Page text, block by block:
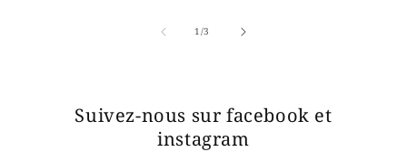
1/
de3
Suivez-nous sur facebook et
instagram